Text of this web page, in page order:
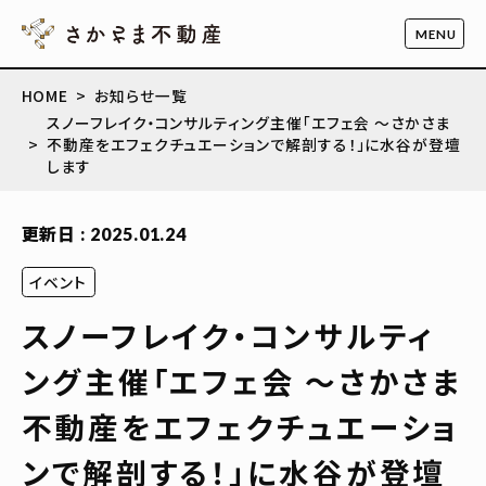
HOME
お知らせ一覧
スノーフレイク・コンサルティング主催「エフェ会 ～さかさま
不動産をエフェクチュエーションで解剖する！」に水谷が登壇
します
更新日 : 2025.01.24
イベント
スノーフレイク・コンサルティ
ング主催「エフェ会 ～さかさま
不動産をエフェクチュエーショ
ンで解剖する！」に水谷が登壇